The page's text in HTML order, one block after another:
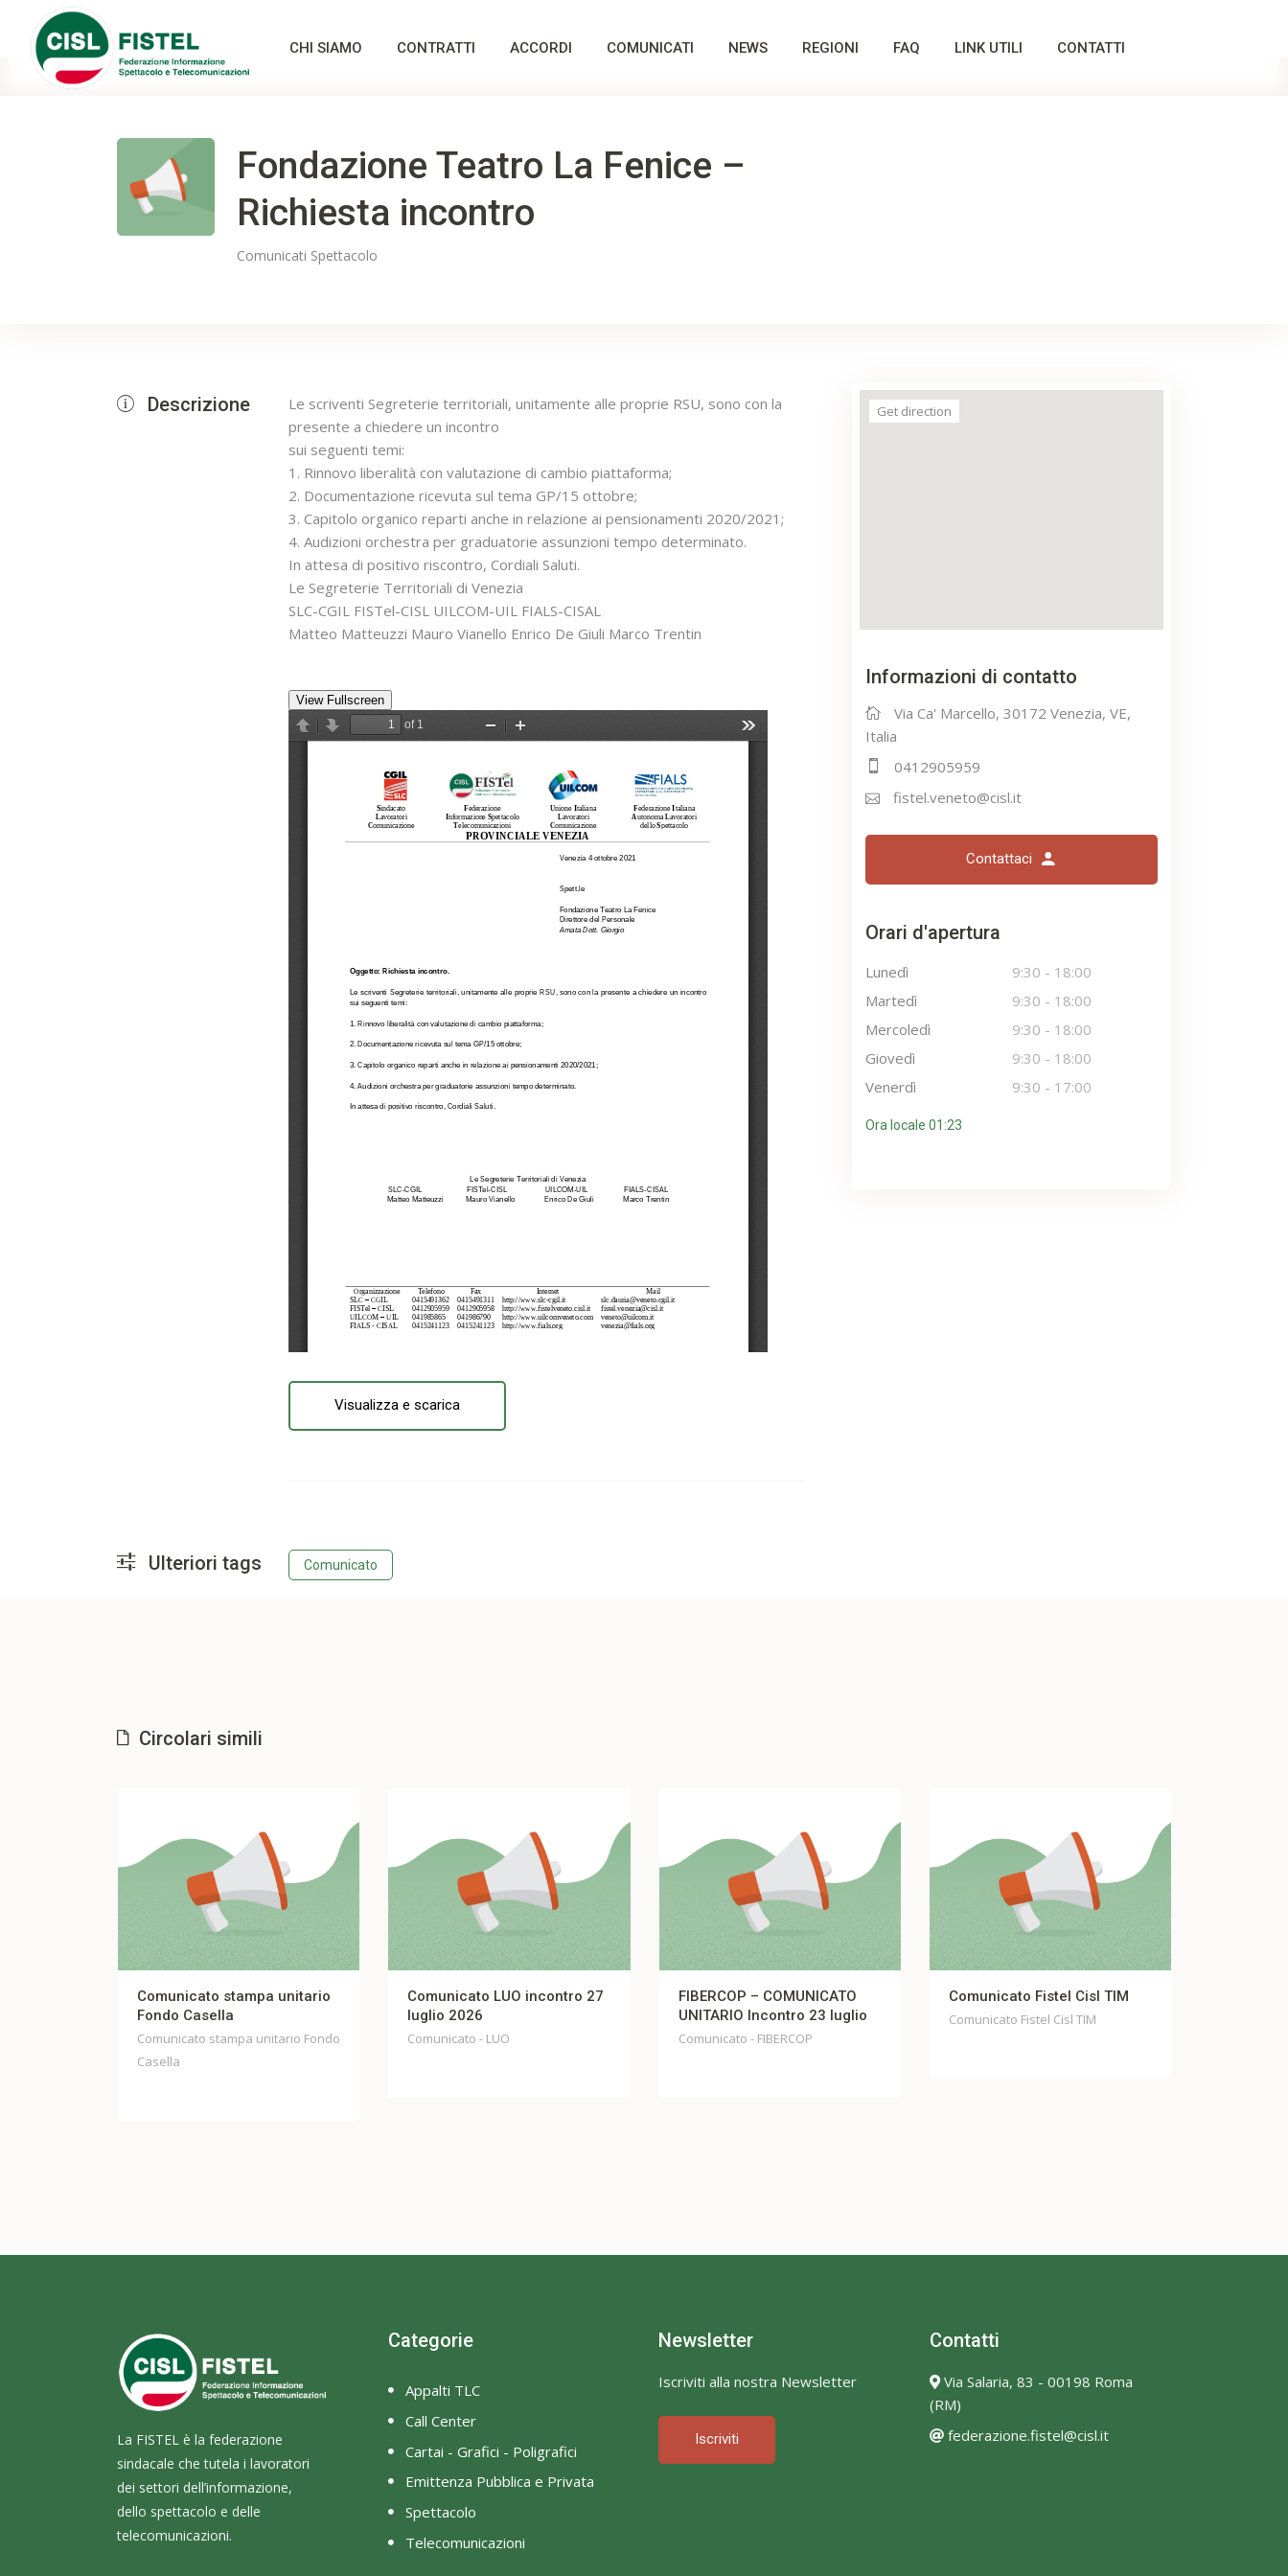
CHI SIAMO CONTRATTI ACCORDI COMUNICATI NEWS REGIONI FAQ LINK UTILI CONTATTI
Fondazione Teatro La Fenice –
Richiesta incontro
Comunicati Spettacolo
Descrizione
Le scriventi Segreterie territoriali, unitamente alle proprie RSU, sono con la
presente a chiedere un incontro
sui seguenti temi:
1. Rinnovo liberalità con valutazione di cambio piattaforma;
2. Documentazione ricevuta sul tema GP/15 ottobre;
3. Capitolo organico reparti anche in relazione ai pensionamenti 2020/2021;
4. Audizioni orchestra per graduatorie assunzioni tempo determinato.
In attesa di positivo riscontro, Cordiali Saluti.
Le Segreterie Territoriali di Venezia
SLC-CGIL FISTel-CISL UILCOM-UIL FIALS-CISAL
Matteo Matteuzzi Mauro Vianello Enrico De Giuli Marco Trentin
View Fullscreen
Visualizza e scarica
Ulteriori tags Comunicato
Get direction
Informazioni di contatto
Via Ca' Marcello, 30172 Venezia, VE,
Italia
0412905959
fistel.veneto@cisl.it
Contattaci
Orari d'apertura
Lunedì 9:30 - 18:00
Martedì
9:30 - 18:00
Mercoledì
9:30 - 18:00
Giovedì
9:30 - 18:00
Venerdì
9:30 - 17:00
Ora locale 01:23
Circolari simili
Comunicato stampa unitario
Fondo Casella
Comunicato stampa unitario Fondo
Casella
Comunicato LUO incontro 27
luglio 2026
Comunicato - LUO
FIBERCOP – COMUNICATO
UNITARIO Incontro 23 luglio
Comunicato - FIBERCOP
Comunicato Fistel Cisl TIM
Comunicato Fistel Cisl TIM
La FISTEL è la federazione
sindacale che tutela i lavoratori
dei settori dell’informazione,
dello spettacolo e delle
telecomunicazioni.
Categorie
Appalti TLC
Call Center
Cartai - Grafici - Poligrafici
Emittenza Pubblica e Privata
Spettacolo
Telecomunicazioni
Newsletter
Iscriviti alla nostra Newsletter
Iscriviti
Contatti
Via Salaria, 83 - 00198 Roma
(RM)
federazione.fistel@cisl.it